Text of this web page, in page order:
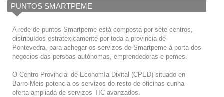
PUNTOS SMARTPEME
A rede de puntos Smartpeme está composta por sete centros,
distribuídos estratexicamente por toda a provincia de
Pontevedra, para achegar os servizos de Smartpeme á porta dos
negocios das persoas autónomas, emprendedoras e pemes.
O Centro Provincial de Economía Dixital (CPED) situado en
Barro-Meis potencia os servizos do resto de oficinas cunha
oferta ampliada de servizos TIC avanzados.